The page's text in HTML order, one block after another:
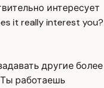
интересует
it really interest you?
другие более
работаешь